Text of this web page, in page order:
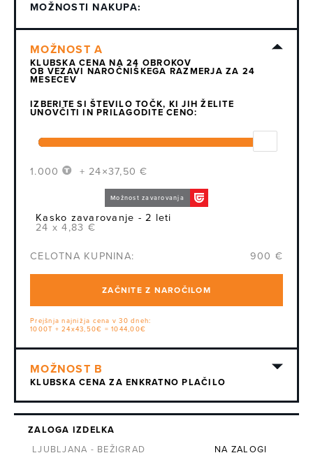
MOŽNOSTI NAKUPA:
KLUBSKA CENA NA 24 OBROKOV
OB VEZAVI NAROČNIŠKEGA RAZMERJA ZA 24
MESECEV
IZBERITE SI ŠTEVILO TOČK, KI JIH ŽELITE
UNOVČITI IN PRILAGODITE CENO:
1.000 + 24×37,50 €
Možnost zavarovanja
Kasko zavarovanje - 2 leti
24 x 4,83 €
CELOTNA KUPNINA: 900 €
ZAČNITE Z NAROČILOM
Prejšnja najnižja cena v 30 dneh:
1000T + 24x43,50€ = 1044,00€
KLUBSKA CENA ZA ENKRATNO PLAČILO
ZALOGA IZDELKA
LJUBLJANA - BEŽIGRAD
NA ZALOGI